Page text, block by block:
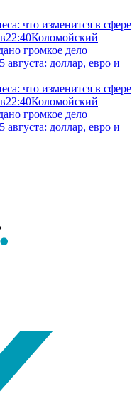
что изменится в сфере
22:40Коломойский
громкое дело
августа: доллар, евро и
что изменится в сфере
22:40Коломойский
громкое дело
августа: доллар, евро и